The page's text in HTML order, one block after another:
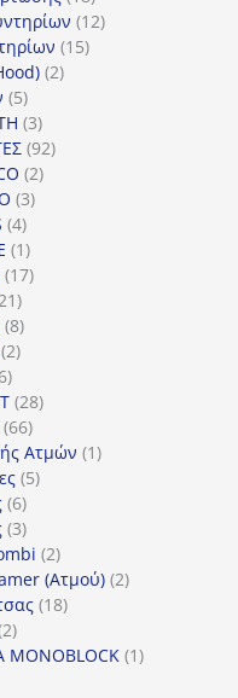
προϊόντα
1212
1515
22
55
προϊόντα
33
προϊόντα
9292
22
33
44
προϊόντα
11
προϊόν
1717
21
προϊόντα
88
προϊόντα
22
6
προϊόντα
2828
6666
προϊόντα
Ατμών 11
55
66
προϊόντα
33
προϊόντα
22
προϊόντα
(Ατμού) 22
1818
22
προϊόντα
11